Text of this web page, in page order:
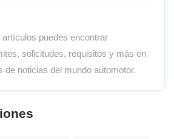
puedes encontrar
solicitudes, requisitos y más en
de noticias del mundo automotor.